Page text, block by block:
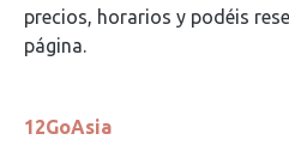
precios, horarios y podéis
página.
12GoAsia